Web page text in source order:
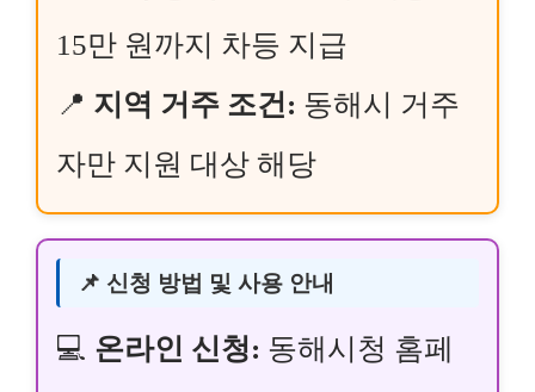
15만 원까지 차등 지급
📍 지역 거주 조건: 동해시 거주
자만 지원 대상 해당
📌 신청 방법 및 사용 안내
💻 온라인 신청: 동해시청 홈페